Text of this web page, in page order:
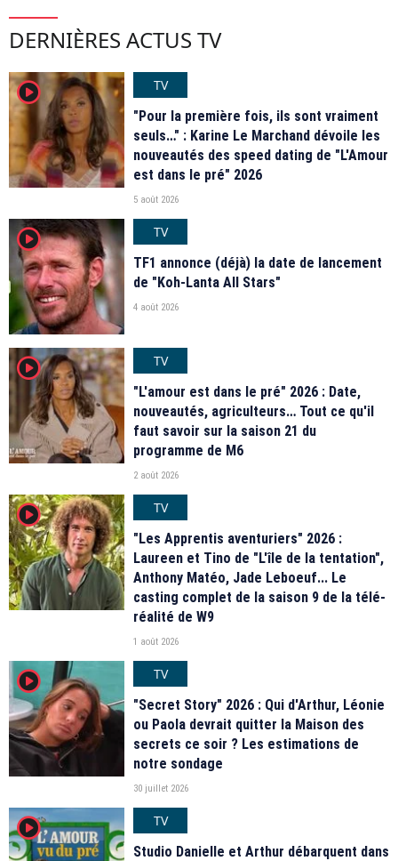
DERNIÈRES ACTUS TV
player2
TV
"Pour la première fois, ils sont vraiment
seuls…" : Karine Le Marchand dévoile les
nouveautés des speed dating de "L'Amour
est dans le pré" 2026
5 août 2026
player2
TV
TF1 annonce (déjà) la date de lancement
de "Koh-Lanta All Stars"
4 août 2026
player2
TV
"L'amour est dans le pré" 2026 : Date,
nouveautés, agriculteurs… Tout ce qu'il
faut savoir sur la saison 21 du
programme de M6
2 août 2026
player2
TV
"Les Apprentis aventuriers" 2026 :
Laureen et Tino de "L'île de la tentation",
Anthony Matéo, Jade Leboeuf... Le
casting complet de la saison 9 de la télé-
réalité de W9
1 août 2026
player2
TV
"Secret Story" 2026 : Qui d'Arthur, Léonie
ou Paola devrait quitter la Maison des
secrets ce soir ? Les estimations de
notre sondage
30 juillet 2026
player2
TV
Studio Danielle et Arthur débarquent dans